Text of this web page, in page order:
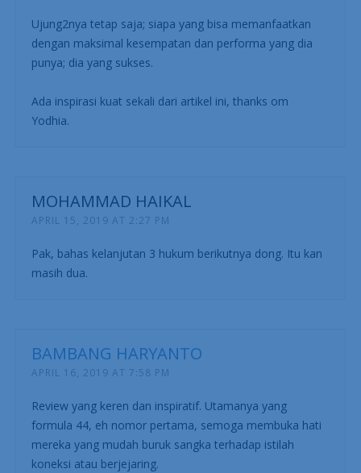
Ujung2nya tetap saja; siapa yang bisa memanfaatkan
dengan maksimal kesempatan dan performa yang dia
punya; dia yang sukses.
Ada inspirasi kuat sekali dari artikel ini, thanks om
Yodhia.
MOHAMMAD HAIKAL
APRIL 15, 2019 AT 2:27 PM
Pak, bahas kelanjutan 3 hukum berikutnya dong. Itu kan
masih dua.
BAMBANG HARYANTO
APRIL 16, 2019 AT 7:58 PM
Review yang keren dan inspiratif. Utamanya yang
formula 44, eh nomor pertama, semoga membuka hati
mereka yang mudah buruk sangka terhadap istilah
koneksi atau berjejaring.